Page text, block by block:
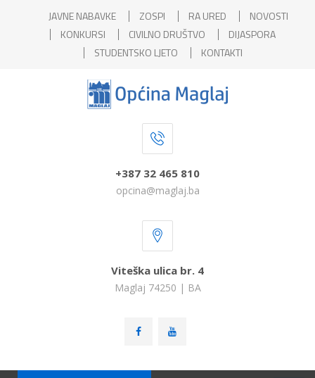
JAVNE NABAVKE ZOSPI RA URED
NOVOSTI
KONKURSI
CIVILNO DRUŠTVO
DIJASPORA
STUDENTSKO LJETO
KONTAKTI
+387 32 465 810
opcina@maglaj.ba
Viteška ulica br. 4
Maglaj 74250 | BA